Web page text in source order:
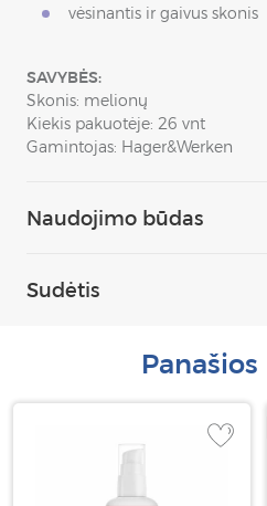
vėsinantis ir gaivus skonis
SAVYBĖS:
Skonis: melionų
Kiekis pakuotėje: 26 vnt
Gamintojas: Hager&Werken
Naudojimo būdas
Sudėtis